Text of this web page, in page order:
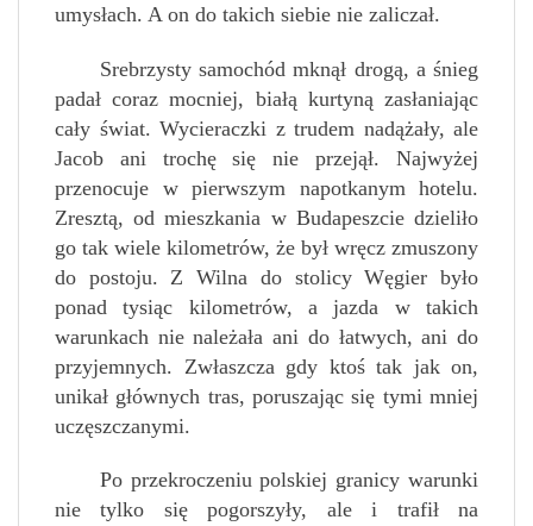
umysłach. A on do takich siebie nie zaliczał.
Srebrzysty samochód mknął drogą, a śnieg
padał coraz mocniej, białą kurtyną zasłaniając
cały świat. Wycieraczki z trudem nadążały, ale
Jacob ani trochę się nie przejął. Najwyżej
przenocuje w pierwszym napotkanym hotelu.
Zresztą, od mieszkania w Budapeszcie dzieliło
go tak wiele kilometrów, że był wręcz zmuszony
do postoju. Z Wilna do stolicy Węgier było
ponad tysiąc kilometrów, a jazda w takich
warunkach nie należała ani do łatwych, ani do
przyjemnych. Zwłaszcza gdy ktoś tak jak on,
unikał głównych tras, poruszając się tymi mniej
uczęszczanymi.
Po przekroczeniu polskiej granicy warunki
nie tylko się pogorszyły, ale i trafił na